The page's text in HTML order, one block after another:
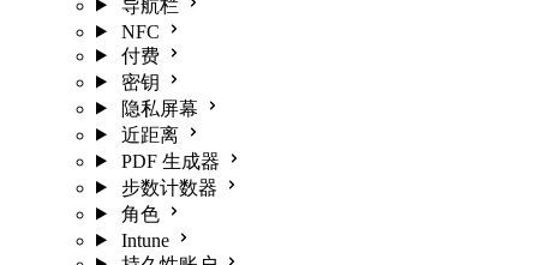
导航栏
NFC
付费
密钥
隐私屏幕
近距离
PDF 生成器
步数计数器
角色
Intune